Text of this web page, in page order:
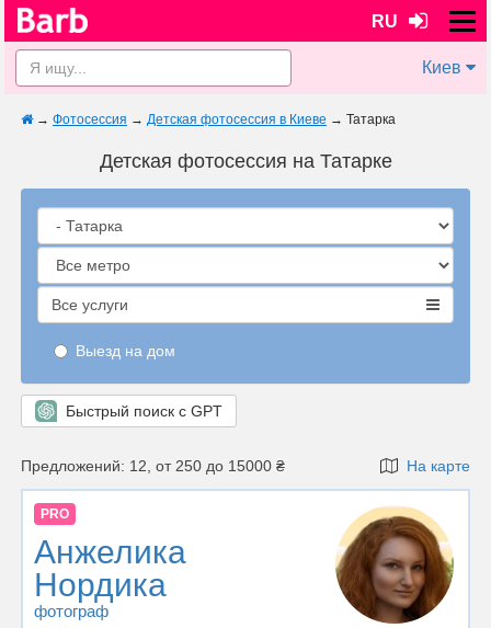
RU
Киев
→ Фотосессия → Детская фотосессия в Киеве → Татарка
Детская фотосессия на Татарке
Все услуги
Выезд на дом
Быстрый поиск с GPT
Предложений: 12, от 250 до 15000 ₴ На карте
PRO
Анжелика
Нордика
фотограф